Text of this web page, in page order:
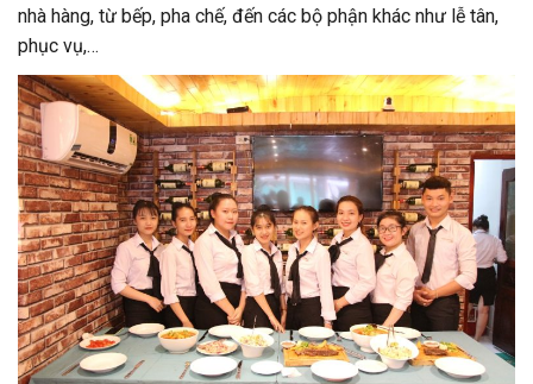
nhà hàng, từ bếp, pha chế, đến các bộ phận khác như lễ tân,
phục vụ,…